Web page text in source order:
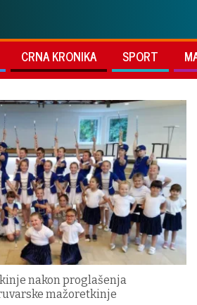
CRNA KRONIKA SPORT
nakon proglašenja
mažoretkinje